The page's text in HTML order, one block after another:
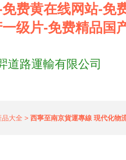
费黄在线网站-免
级片-免费精品国
道路運輸有限公司
品大全 > 西寧至南京貨運專線 現代化物